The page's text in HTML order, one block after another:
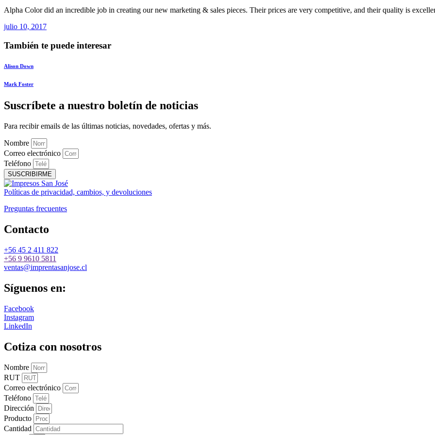
Alpha Color did an incredible job in creating our new marketing & sales pieces. Their prices are very competitive, and their quality is
julio 10, 2017
También te puede interesar
Alison Down
Mark Foster
Suscríbete a nuestro boletín de noticias
Para recibir emails de las últimas noticias, novedades, ofertas y más.
Nombre
Correo electrónico
Teléfono
SUSCRIBIRME
Políticas de privacidad, cambios, y devoluciones
Preguntas frecuentes
Contacto
+56 45 2 411 822
+56 9 9610 5811
ventas@imprentasanjose.cl
Síguenos en:
Facebook
Instagram
LinkedIn
Cotiza con nosotros
Nombre
RUT
Correo electrónico
Teléfono
Dirección
Producto
Cantidad